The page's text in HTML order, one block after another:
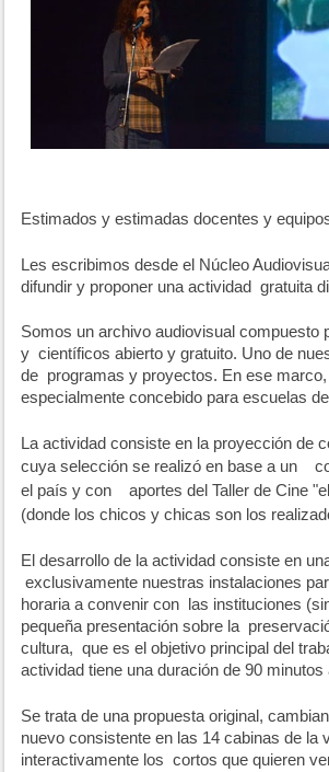
Estimados y estimadas docentes y
Les escribimos desde el Núcleo
difundir y proponer una actividad
gratuita
Somos un archivo audiovisual compuesto
y científicos abierto y gratuito. Uno de
de programas y proyectos. En ese
especialmente concebido para escuelas
La actividad consiste en la proyección de
cuya selección se realizó en base a un
el país y con
aportes del Taller de Cine
(donde los chicos y chicas son los
El desarrollo de la actividad consiste en
exclusivamente nuestras instalaciones
horaria a convenir con
las instituciones
pequeña presentación sobre la
cultura, que es el objetivo principal del
actividad tiene una duración de 90
Se trata de una propuesta original,
nuevo consistente en las 14 cabinas de la
interactivamente los cortos que quieren